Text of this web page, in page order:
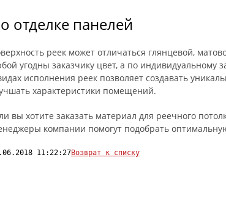
отделке панелей
реек может отличаться глянцевой,
угодны заказчику цвет, а по индивидуальному
исполнения реек позволяет создавать
характеристики помещений.
вы хотите заказать материал для реечного
компании помогут подобрать
11:22:27Возврат к списку